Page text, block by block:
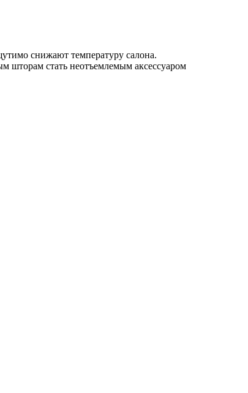
снижают температуру салона.
шторам стать неотъемлемым аксессуаром